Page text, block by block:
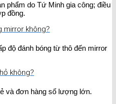
phẩm do Tứ Minh gia công; điều
đồng.
mirror không?
độ đánh bóng từ thô đến mirror
không?
và đơn hàng số lượng lớn.